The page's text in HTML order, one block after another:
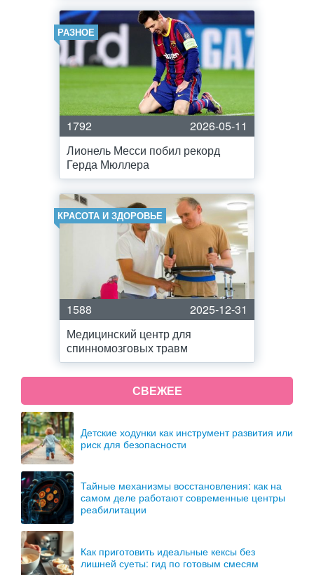
РАЗНОЕ
1792
2026-05-11
Лионель Месси побил рекорд
Герда Мюллера
КРАСОТА И ЗДОРОВЬЕ
1588
2025-12-31
Медицинский центр для
спинномозговых травм
СВЕЖЕЕ
Детские ходунки как инструмент развития или
риск для безопасности
Тайные механизмы восстановления: как на
самом деле работают современные центры
реабилитации
Как приготовить идеальные кексы без
лишней суеты: гид по готовым смесям